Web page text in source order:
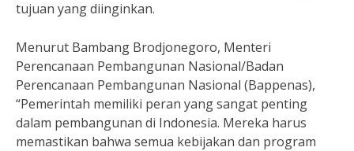
tujuan yang diinginkan.
Menurut Bambang Brodjonegoro, Menteri
Perencanaan Pembangunan Nasional/Badan
Perencanaan Pembangunan Nasional (Bappenas),
“Pemerintah memiliki peran yang sangat penting
dalam pembangunan di Indonesia. Mereka harus
memastikan bahwa semua kebijakan dan program